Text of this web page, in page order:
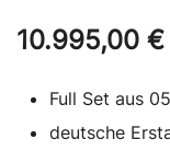
10.995,00 €
Full Set aus
deutsche